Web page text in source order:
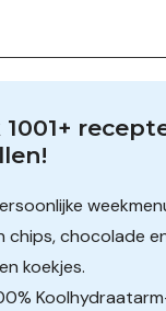
chips, chocolade
koekjes.